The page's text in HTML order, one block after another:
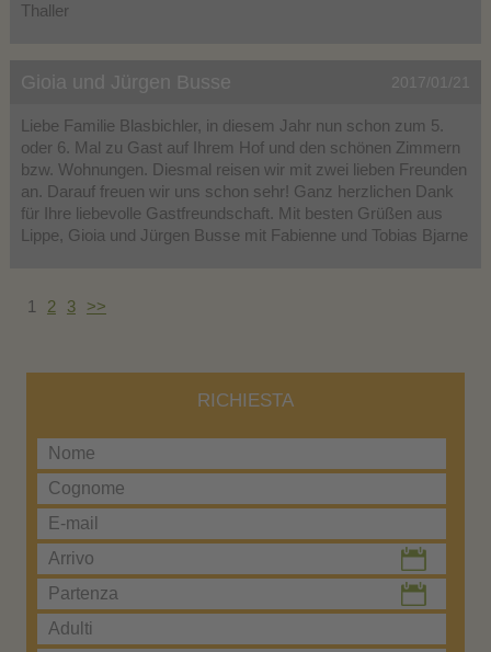
Thaller
Gioia und Jürgen Busse 2017/01/21
Liebe Familie Blasbichler, in diesem Jahr nun schon zum 5.
oder 6. Mal zu Gast auf Ihrem Hof und den schönen Zimmern
bzw. Wohnungen. Diesmal reisen wir mit zwei lieben Freunden
an. Darauf freuen wir uns schon sehr! Ganz herzlichen Dank
für Ihre liebevolle Gastfreundschaft. Mit besten Grüßen aus
Lippe, Gioia und Jürgen Busse mit Fabienne und Tobias Bjarne
1 2 3 >>
RICHIESTA